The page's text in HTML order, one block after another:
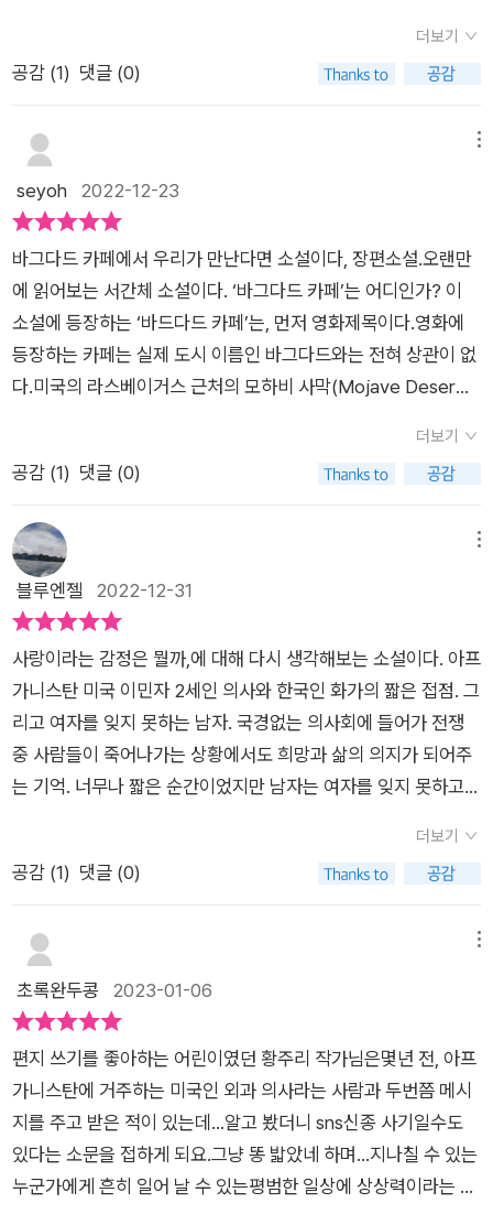
쓴 『불안의 책』이 나오고 있으며,그 소설을 통해서, 주인공의 내
면 심리를 들여다 보게 한다. 누구에게나 해당될 수 있고, 그안에
여유와 여백을 느끼게 도와주고 있었다. 살다보면, 우리 스스로
놓치고 있었던 그러한 것들이 페소아가 느낀 불안,외로움이라는
현실적인 실체에 접근해 나가고 있었다.
체성이었다고 하니 황당합니다. Mr. A는 의사의 직분에 어울리
게, 자신의 모국에서 벌어지는 숱한 광신의 산물인 자폭 테러, 여
성에 대한 부당한 억압과 폭력 등을 개탄하며 그 희생자들의 안위
를 걱정합니다. 성정체성의 자각도 중요하지만 어쨌든 자신의 아
리다 올랜드 어느 게이 전용 나이트클럽에서 일어난 총기 난사 사
인 듯한데 실제 저 사건, 아마도 증오 범죄일 저 비극도 2016년
에 일어났습니다. 플로리다는 미국에서도 풍요롭고 번화한 곳인
데 어떤 비뚤어지고 잘못된 신념에 의해 처참한 비극이 벌어지
는 건 중동이나 그 시정이 다를 바 없다는 게 아이러니이겠습니
다. p78에도 장소를 안 가리고 일어나는 폭탄 테러에 대한 탄식
이 나옵니다. 또 2017년에도 라스베가스 하배스트 뮤직 페스티
벌에서 총기 난사 사건이 있었는데 이 언급은 소설 3부 p113 이
년 바미얀 석굴을 파괴(p53)하여 세계를 충격으로 몰아넣었습니
다, 박경아씨는 무상한 시간 개념을 떠올리며 언니와 함께 찾았
던 전북 익산 미륵사지 석탑을 보고 느꼈던 바를 이야기합니
다. 그들 자매는 그 유적에서 "비어 있음"의 미학을 체험(p59, p
97)했습니다. 마찬가지로, 바미얀 석불이 비록 테러리스트들
에 의해 파괴되었어도 그 빈 자리에 여전히 불심은 머뭅니다. 20
세기에 만들어진 007 영화 시리즈에는 그 배경으로 중국이나 홍
콩이 자주 등장합니다. 박경아씨는 시리즈의 제7편(한국 개봉 기
준으로는 제4편), 숀 코너리가 마지막으로 주연한 <다이아몬드
은 유한하니 죽기 전에 실컷 즐겨라"는 메시지로 들렸다고 합니
다(p64). 사실 가사가 끈적하고 에로틱하긴 합니다. 박경아씨 남
편은 유난히 도박을 즐긴다고 하며 새 동성 애인도 그쪽에서 인기
있는 사람이라고 하는데 이 소설에서 카o노는 다양한 지점(미
됩니다. "아, 인간은 얼마나 선하며 동시에 얼마나 악한 것일까?
(p121)" "여행을 떠날 각오가 된 자만이 자신을 묶는 속박에서 벗
어나리라(p134)." 헤세의 <유리알 유희>에 이 구절이 나온다
고 합니다. Mr. A는 이민자 2세로서의 자기 정체성을 상기하
며 평소에 좋아하던 존 레넌에 대해 언급하는데 뭔가 겉돌았던 성
장 배경에다 동아시아인 여성(오노 요쿄)과 나중에 맺어진 인연
까지 스스로를 레넌에 투사하는 게 의미심장합니다. 인공지능(p
했고, 화가의 답장으로 연결되었어요.영화 <바그다드 카페>를
본 적이 없어서, 어떤 영화인지 몹시 궁금했어요. 1987년 영화이
여행하다가 싸우게 되고, 남편은 야스민을 두고 가버려요. 혼자
길 위에 남은 야스민은 트렁크를 질질 끌며 모래밭을 걷다가 사막
한가운데 있는 카페 바그다드에서 여주인 브렌다를 만나게 되는
이야기라고 해요. 이 영화를 본 누군가는 '내가 삶에 지쳐 있을 때
누군가 손을 내밀어 준다면 거친 사막 위에 화려한 꽃을 피우는
마법을 벌어지는, 그 기적을 믿어볼래?'라고 표현했더군요. 아하,
왜 두 사람이 '바그다드 카페'를 만남의 공간으로 설정했는지 이
해가 되네요. 또한 영화 음악인 제베타 스틸(Jevetta Steele)의
콜링 유(Calling You)는 한 번도 본 적 없는 영화와 한 번도 가보
일으키네요. 최근 들은 음악 중에서 가장 묘하게 심장을 파고드는
음색이었어요. 특히 '아~~~' 내뱉는 부분은 압권이에요. 'I am c
alling you. Can't you hear me. I am calling you. ~~' 너를 부
르고 있는 나, 그 간절한 진심이 느껴져요. 소설 속 두 사람의 관
계는 사랑일까요, 우정일까요. 사실 무엇이라고 규정하든 뭐가 그
리 중요하겠어요. 편지를 통해, 가상의 공간 '바그다드 카페'에서
요. 마지막 편지에서 두 사람은 페르난도 페소아의 《불안의 책》
에 나오는 문장들을 떠올렸는데, 깊이 공감했어요. '우리가 했던
모든 일이 사랑이라면, 지금 죽어도 괜찮다.' (206p) / '인생은 부
질없는 것을 통해 불가능한 것을 추구하는 여정이다 (가브리엘
타르드).' (214p) 바그다드 카페는 불안한 세계에 더 불안한 사람
고 있습니다. SNS에서 화가를 발견하자마자 오래전 뉴욕 소호에
있는 화랑에서 처음 본 기억을 되살려낸 의사. 당시 그의 그림에
서 받은 위로를 잊지 못한 채 그날 구입했던 그림은 지금도 방에
걸려 있습니다. 그는 매일 수많은 이들이 죽어나가는 전쟁터, 아
잠들어있던 기억을 들춘 한 통의 편지를 받은 경아. 그림을 그린
림이기 때문입니다. 처음이자 딱 한 번 마주했던 그날의 짧은 인
연은 이렇게 세월이 흐른 후 이어집니다. 호의로 가득 찬 눈빛은
서로가 서로를 위로해 줬던 시간이었습니다. 둘 다 결혼 생활의
위기를 겪은 시기였고 외로움 속에 갇혀 있던 나날들이었습니다.
삶이 힘들 때마다 그날의 위로가 문득 떠올랐을 정도니까요. 서로
의 슬픔이 겹쳐지던 시절에 만난 인연. 서로에게 잊히지 않는 존
재가 되었습니다. 영화 <바그다드 카페>를 좋아하는 둘은 편지
으로 떠나 소외된 사람들을 치료하는 의사. 외로웠기에 그림을 그
렸던 화가. '돌이켜 생각해 보니 젊은 날 외로움은 우리의 힘이고
용기였습니다.'라는 말처럼 그렇게 삶을 살아낸 그들이었습니다.
그들이 다른 장소에서 만났더라면 어땠을까요. 아니면 이후 다시
거리에서 우연히라도 만났더라면 이후의 삶은 달라졌을까요. 실
제 전쟁터에 있는 남자와 일상이 전쟁터인 곳에 있는 여자는 서로
지나온 삶을 나누며 또 다른 상상을 해보기도 합니다. 일상을 이
야기하지만 그들이 나누는 대화의 주제는 결국 삶과 죽음입니다.
폭탄 테러가 끊이지 않는 전쟁터와 위험이 일상화된 도시에서의
삶의 선물과도 같습니다. 편지를 쓸 때마다 행복하고 살아있음에
감사해합니다. 매일이 전쟁터 같은 삶을 살아가려면 오직 현재에
머무르는 법을 깨달아야 한다는 것도 알게 됩니다. 그들의 이야기
에는 수많은 책, 영화, 음악이 함께 합니다. 영화 <바그다드 카페
>뿐만 아니라 윌리엄 포크너의 <음향과 분노>, 페르난두 페소
아의 <불안의 책>, 영화 <가스등>, <위대한 개츠비>, <설국열
Bottle> 등이 어우러지며 오감을 자극하는 글을 맛볼 수 있게 합
니다. 휘발성 삶에 익숙한 오늘날, 깊게 묻어둔 마음을 나눌 수 있
는 존재가 유독 부러워집니다. 나를 생각하는 누군가가 있다는
것, 위로가 되는 존재가 있다는 게 이토록 큰 위안이 된다는 걸 보
여준 <바그다드 카페에서 우리가 만난다면>. 읽는 내내 이 둘은
더보기
공감 (1) 댓글 (0)
seyoh 2022-12-23
바그다드 카페에서 우리가 만난다면 소설이다, 장편소설.오랜만
에 읽어보는 서간체 소설이다. ‘바그다드 카페’는 어디인가? 이
소설에 등장하는 ‘바드다드 카페’는, 먼저 영화제목이다.영화에
등장하는 카페는 실제 도시 이름인 바그다드와는 전혀 상관이 없
다.미국의 라스베이거스 근처의 모하비 사막(Mojave Deser
드다. 모하비 사막(영어: Mojave Desert)은 미국의 캘리포니아
주 남동부를 중심으로 네바다주, 유타주, 애리조나주에 걸쳐 있는
고지대 사막이다. 사막 가운데 라스베이거스가 자리 잡고 있
다. 사막의 이름은 아메리카 토착민인 모하비 족에서 유래하였으
며 넓이는 약 57,000 km2이다. (위키백과) 이곳을 무대로 하
여, 펼쳐지는 영화가 바로 <바그다드 카페>이다. <바그다드 카
D 리마스터링 버전으로 재탄생하여 국내 스크린에 처음으로 공
개된다. 특히, <바그다드 카페 : 디렉터스컷>은 두 여인의 보석
같은 인생의 아름다움과 따뜻함을 발견해 나가는 힐링 드라마이
자 빈티지하고 과감한 원색의 영상미가 주는 강렬한 이미지, 그리
고 영화 음악의 바이블로 손꼽히는 ‘Calling You’의 쓸쓸하면서
도 아련한 감성이 빈틈없이 맞물려 어우러진 명작이다. <Dau
m 영화>에서 소설의 줄거리 뉴욕 맨해튼의 전시장에서 남자 주
림을 전시하고 있던 여주인공을 만나 간단한 대화를 나눈다. (16
쪽) where are you from?한국에서 온 화가입니다. 그 뒤로도
그 전시장에 들르곤 했던 남주인공은 여주인공이 그린 그림 한 점
을 산다. (19쪽) 우연인지 그 두 사람은 각각 영화 <바그다드 카
페>를 보게 되는데. 이 영화가 두 사람이 소통하는 데 주요한 소
재가 된다. 그러니 이 소설을 제대로 이해하기 위해선 이 영화를
감상하는 게 필수다. 우리는 같은 시절 같은 영화 <바그다드 카
페>를 좋아했다는 우연만으로도 가슴이 벅차오릅니다. (23
쪽) 그런 만남 후에, 남주인공이 페이스북을 보다가 여주인공을
더보기
공감 (1) 댓글 (0)
블루엔젤 2022-12-31
사랑이라는 감정은 뭘까,에 대해 다시 생각해보는 소설이다. 아프
가니스탄 미국 이민자 2세인 의사와 한국인 화가의 짧은 접점. 그
리고 여자를 잊지 못하는 남자. 국경없는 의사회에 들어가 전쟁
중 사람들이 죽어나가는 상황에서도 희망과 삶의 의지가 되어주
는 기억. 너무나 짧은 순간이었지만 남자는 여자를 잊지 못하고,
록 삶과 불안함, 외로움 등등의 주제를 오가며 관계도 깊어진다.
처음 설정은 로맨틱하지만 상황이나 전개는 현실적이다. 순간적
서로 마주치지 않고 대화하는 연애 스토리는 이전에도 많이 있었
다. 우리는 이것들을 통틀어 로맨스라고 부른다. 그렇다면 다시
두번째 질문이 이어진다. 당신의 장미와 캔디가 거짓이었다 해도,
내 대답은 이번에도 그렇다, 이다. 소설에서, 영화에서, 심지어 만
화에서도 사랑은 불꽃처럼 타오를 때가 있고, 언제든지 화려하게
꽃피울 수 있다. 심지어 배경이 전쟁처럼 극단적인 상황일수록 더
욱 아름답다. 이 책은 화가이기도 한 작가가 그림도 그렸다고 한
다. 한국인 화가라고 하니 주인공 경아를 떠올리지 않을 수 없다.
더보기
공감 (1) 댓글 (0)
초록완두콩 2023-01-06
편지 쓰기를 좋아하는 어린이였던 황주리 작가님은몇년 전, 아프
가니스탄에 거주하는 미국인 외과 의사라는 사람과 두번쯤 메시
지를 주고 받은 적이 있는데...알고 봤더니 sns신종 사기일수도
있다는 소문을 접하게 되요.그냥 똥 밟았네 하며...지나칠 수 있는
누군가에게 흔히 일어 날 수 있는평범한 일상에 상상력이라는 색